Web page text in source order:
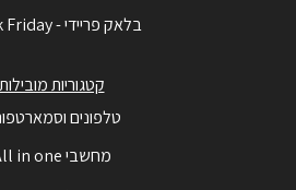
בלאק פריידי - Black Friday
קטגוריות מובילות
טלפונים
מחשבי All in one